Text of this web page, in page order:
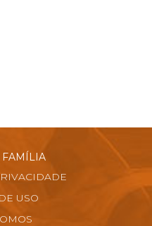
FAMÍLIA
USO